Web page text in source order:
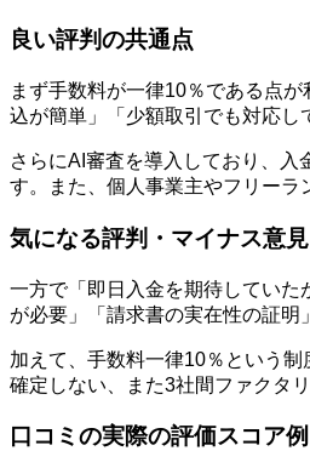
良い評判の共通点
まず手数料が一律10％である点
込が簡単」「少額取引でも対応し
さらにAI審査を導入しており、
す。また、個人事業主やフリーラ
気になる評判・マイナス意見
一方で「即日入金を期待してい
が必要」「請求書の実在性の証明
加えて、手数料一律10％という
確定しない、また3社間ファクタ
口コミの実際の評価スコア例